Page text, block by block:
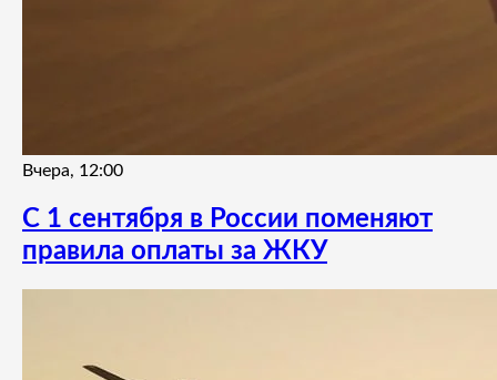
Вчера, 12:00
С 1 сентября в России поменяют
правила оплаты за ЖКУ